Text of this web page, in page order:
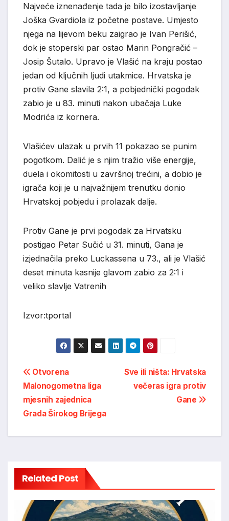
Najveće iznenađenje tada je bilo izostavljanje
Joška Gvardiola iz početne postave. Umjesto
njega na lijevom beku zaigrao je Ivan Perišić,
dok je stoperski par ostao Marin Pongračić –
Josip Šutalo. Upravo je Vlašić na kraju postao
jedan od ključnih ljudi utakmice. Hrvatska je
protiv Gane slavila 2:1, a pobjednički pogodak
zabio je u 83. minuti nakon ubačaja Luke
Modrića iz kornera.
Vlašićev ulazak u prvih 11 pokazao se punim
pogotkom. Dalić je s njim tražio više energije,
duela i okomitosti u završnoj trećini, a dobio je
igrača koji je u najvažnijem trenutku donio
Hrvatskoj pobjedu i prolazak dalje.
Protiv Gane je prvi pogodak za Hrvatsku
postigao Petar Sučić u 31. minuti, Gana je
izjednačila preko Luckassena u 73., ali je Vlašić
deset minuta kasnije glavom zabio za 2:1 i
veliko slavlje Vatrenih
Izvor:tportal
Post
navigation
Sve ili ništa: Hrvatska
večeras igra protiv
Gane
Otvorena
Malonogometna liga
mjesnih zajednica
Grada Širokog Brijega
Related Post